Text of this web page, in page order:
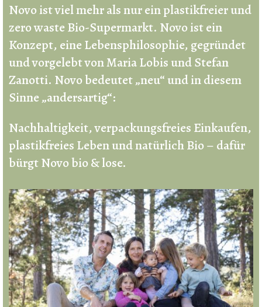
Novo ist viel mehr als nur einplastikfreier und
zero waste Bio-Supermarkt. Novo ist ein
Konzept, eine Lebensphilosophie, gegründet
und vorgelebt von Maria Lobis und Stefan
Zanotti. Novo bedeutet „neu“ und in diesem
Sinne „andersartig“:
Nachhaltigkeit, verpackungsfreies Einkaufen,
plastikfreies Leben und natürlich Bio – dafür
bürgt Novo bio & lose.